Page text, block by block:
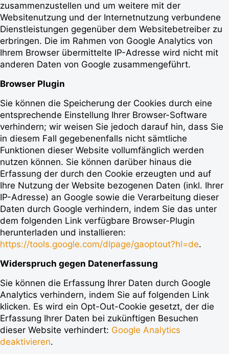
zusammenzustellen und um weitere mit der
Websitenutzung und der Internetnutzung verbundene
Dienstleistungen gegenüber dem Websitebetreiber zu
erbringen. Die im Rahmen von Google Analytics von
Ihrem Browser übermittelte IP-Adresse wird nicht mit
anderen Daten von Google zusammengeführt.
Browser Plugin
Sie können die Speicherung der Cookies durch eine
entsprechende Einstellung Ihrer Browser-Software
verhindern; wir weisen Sie jedoch darauf hin, dass Sie
in diesem Fall gegebenenfalls nicht sämtliche
Funktionen dieser Website vollumfänglich werden
nutzen können. Sie können darüber hinaus die
Erfassung der durch den Cookie erzeugten und auf
Ihre Nutzung der Website bezogenen Daten (inkl. Ihrer
IP-Adresse) an Google sowie die Verarbeitung dieser
Daten durch Google verhindern, indem Sie das unter
dem folgenden Link verfügbare Browser-Plugin
herunterladen und installieren:
https://tools.google.com/dlpage/gaoptout?hl=de.
Widerspruch gegen Datenerfassung
Sie können die Erfassung Ihrer Daten durch Google
Analytics verhindern, indem Sie auf folgenden Link
klicken. Es wird ein Opt-Out-Cookie gesetzt, der die
Erfassung Ihrer Daten bei zukünftigen Besuchen
dieser Website verhindert: Google Analytics
deaktivieren.